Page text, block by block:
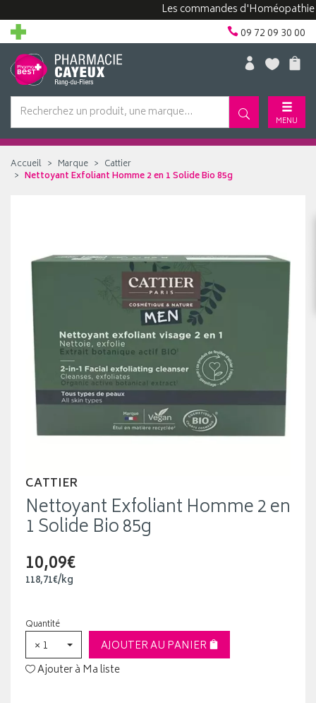
Les commandes d'Homéopathie
09 72 09 30 00
MENU
Accueil Marque
Cattier
Nettoyant Exfoliant Homme 2 en 1 Solide Bio 85g
CATTIER
Nettoyant Exfoliant Homme 2 en
1 Solide Bio 85g
10,09€
118,71€/kg
Quantité
× 1
AJOUTER AU PANIER
Ajouter à Ma liste